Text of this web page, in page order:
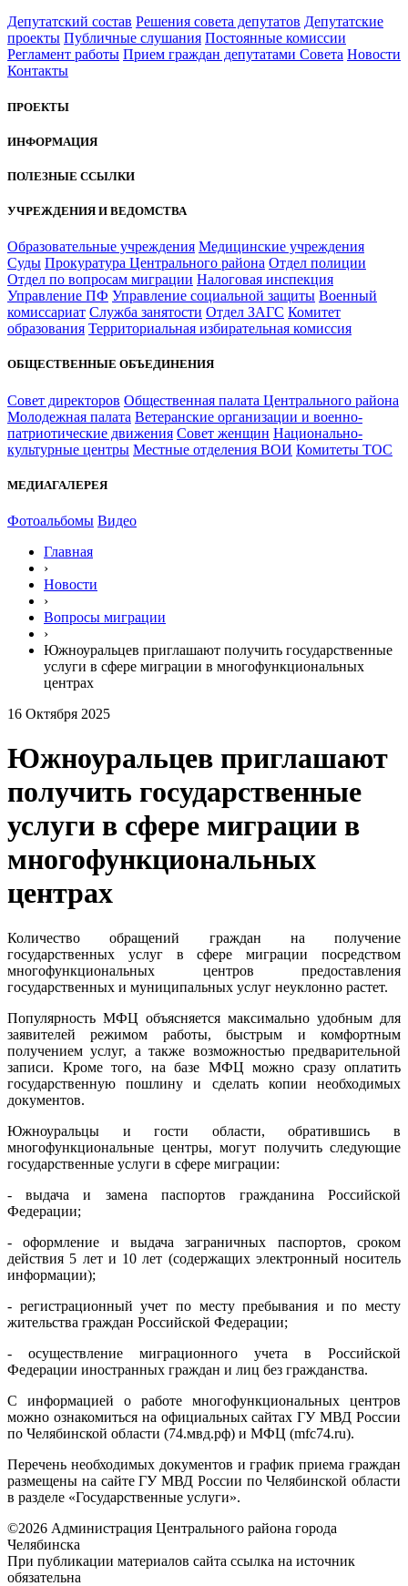
Депутатский состав Решения совета депутатов Депутатские
проекты Публичные слушания Постоянные комиссии
Регламент работы Прием граждан депутатами Совета Новости
Контакты
ПРОЕКТЫ
ИНФОРМАЦИЯ
ПОЛЕЗНЫЕ ССЫЛКИ
УЧРЕЖДЕНИЯ И ВЕДОМСТВА
Образовательные учреждения Медицинские учреждения
Суды Прокуратура Центрального района Отдел полиции
Отдел по вопросам миграции Налоговая инспекция
Управление ПФ Управление социальной защиты Военный
комиссариат Служба занятости Отдел ЗАГС Комитет
образования Территориальная избирательная комиссия
ОБЩЕСТВЕННЫЕ ОБЪЕДИНЕНИЯ
Совет директоров Общественная палата Центрального района
Молодежная палата Ветеранские организации и военно-
патриотические движения Совет женщин Национально-
культурные центры Местные отделения ВОИ Комитеты ТОС
МЕДИАГАЛЕРЕЯ
Фотоальбомы Видео
Главная
›
Новости
›
Вопросы миграции
›
Южноуральцев приглашают получить государственные
услуги в сфере миграции в многофункциональных
центрах
16 Октября 2025
Южноуральцев приглашают
получить государственные
услуги в сфере миграции в
многофункциональных
центрах
Количество обращений граждан на получение
государственных услуг в сфере миграции посредством
многофункциональных центров предоставления
государственных и муниципальных услуг неуклонно растет.
Популярность МФЦ объясняется максимально удобным для
заявителей режимом работы, быстрым и комфортным
получением услуг, а также возможностью предварительной
записи. Кроме того, на базе МФЦ можно сразу оплатить
государственную пошлину и сделать копии необходимых
документов.
Южноуральцы и гости области, обратившись в
многофункциональные центры, могут получить следующие
государственные услуги в сфере миграции:
- выдача и замена паспортов гражданина Российской
Федерации;
- оформление и выдача заграничных паспортов, сроком
действия 5 лет и 10 лет (содержащих электронный носитель
информации);
- регистрационный учет по месту пребывания и по месту
жительства граждан Российской Федерации;
- осуществление миграционного учета в Российской
Федерации иностранных граждан и лиц без гражданства.
С информацией о работе многофункциональных центров
можно ознакомиться на официальных сайтах ГУ МВД России
по Челябинской области (74.мвд.рф) и МФЦ (mfc74.ru).
Перечень необходимых документов и график приема граждан
размещены на сайте ГУ МВД России по Челябинской области
в разделе «Государственные услуги».
©2026 Администрация Центрального района города
Челябинска
При публикации материалов сайта ссылка на источник
обязательна